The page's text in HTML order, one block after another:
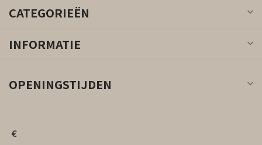
CATEGORIEËN
INFORMATIE
OPENINGSTIJDEN
€